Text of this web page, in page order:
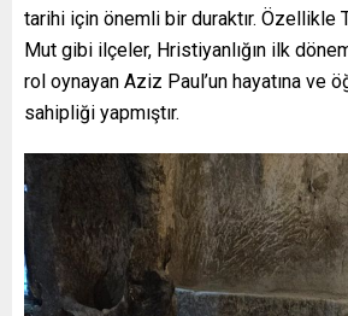
tarihi için önemli bir duraktır. Özellikle
Mut gibi ilçeler, Hristiyanlığın ilk
rol oynayan Aziz Paul’un hayatına ve
sahipliği yapmıştır.